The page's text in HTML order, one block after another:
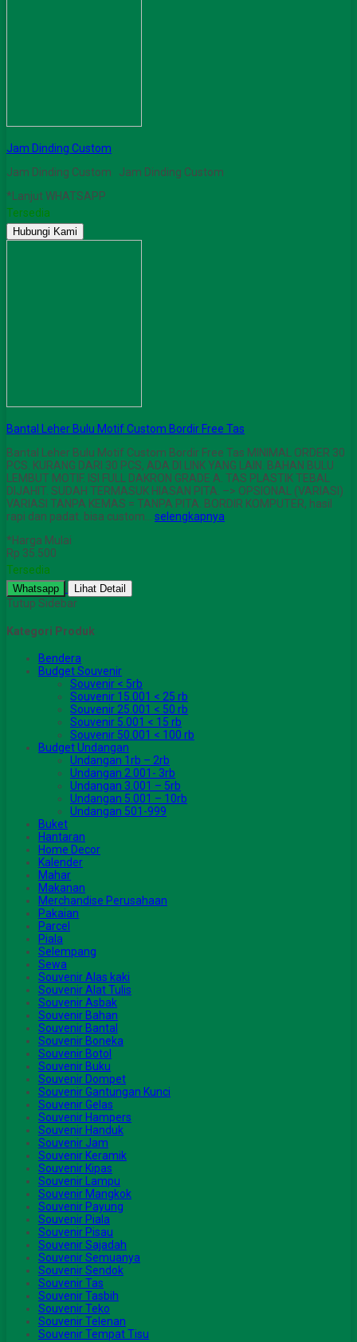
Jam Dinding Custom
Jam Dinding Custom Jam Dinding Custom
*Lanjut WHATSAPP
Tersedia
Hubungi Kami
Bantal Leher Bulu Motif Custom Bordir Free Tas
Bantal Leher Bulu Motif Custom Bordir Free Tas MINIMAL ORDER 30
PCS. KURANG DARI 30 PCS, ADA DI LINK YANG LAIN. BAHAN BULU
LEMBUT MOTIF. ISI FULL DAKRON GRADE A. TAS PLASTIK TEBAL
DIJAHIT. SUDAH TERMASUK HIASAN PITA. –> OPSIONAL (VARIASI)
VARIASI TANPA KEMAS = TANPA PITA. BORDIR KOMPUTER, hasil
rapi dan padat. bisa custom… selengkapnya
*Harga Mulai
Rp 35.500
Tersedia
Whatsapp Lihat Detail
Tutup Sidebar
Kategori Produk
Bendera
Budget Souvenir
Souvenir < 5rb
Souvenir 15.001 < 25 rb
Souvenir 25.001 < 50 rb
Souvenir 5.001 < 15 rb
Souvenir 50.001 < 100 rb
Budget Undangan
Undangan 1rb – 2rb
Undangan 2.001- 3rb
Undangan 3.001 – 5rb
Undangan 5.001 – 10rb
Undangan 501-999
Buket
Hantaran
Home Decor
Kalender
Mahar
Makanan
Merchandise Perusahaan
Pakaian
Parcel
Piala
Selempang
Sewa
Souvenir Alas kaki
Souvenir Alat Tulis
Souvenir Asbak
Souvenir Bahan
Souvenir Bantal
Souvenir Boneka
Souvenir Botol
Souvenir Buku
Souvenir Dompet
Souvenir Gantungan Kunci
Souvenir Gelas
Souvenir Hampers
Souvenir Handuk
Souvenir Jam
Souvenir Keramik
Souvenir Kipas
Souvenir Lampu
Souvenir Mangkok
Souvenir Payung
Souvenir Piala
Souvenir Pisau
Souvenir Sajadah
Souvenir Semuanya
Souvenir Sendok
Souvenir Tas
Souvenir Tasbih
Souvenir Teko
Souvenir Telenan
Souvenir Tempat Tisu